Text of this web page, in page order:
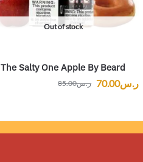
Out of stock
The Salty One Apple By Beard
ر.س85.00 ر.س70.00